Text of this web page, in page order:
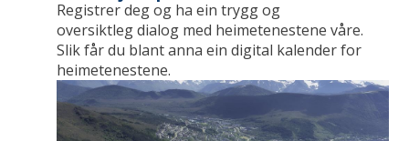
Registrer deg og ha ein trygg og
oversiktleg dialog med heimetenestene våre.
Slik får du blant anna ein digital kalender for
heimetenestene.